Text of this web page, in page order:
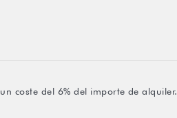
coste del 6% del importe de alquiler.